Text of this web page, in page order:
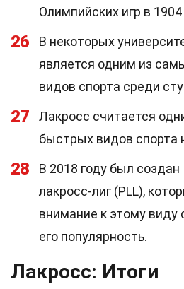
Олимпийских игр в 1904
26
В некоторых
является одним из
видов спорта среди
27
Лакросс считается
быстрых видов спорта
28
В 2018 году был
лакросс-лиг (PLL),
внимание к этому виду
его популярность.
Лакросс: Итоги